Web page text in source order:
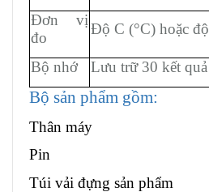
Đơn vị
đo
Độ C (°C) hoặc
Bộ nhớ Lưu trữ 30 kết
Bộ sản phẩm gồm:
Thân máy
Pin
Túi vải đựng sản phẩm